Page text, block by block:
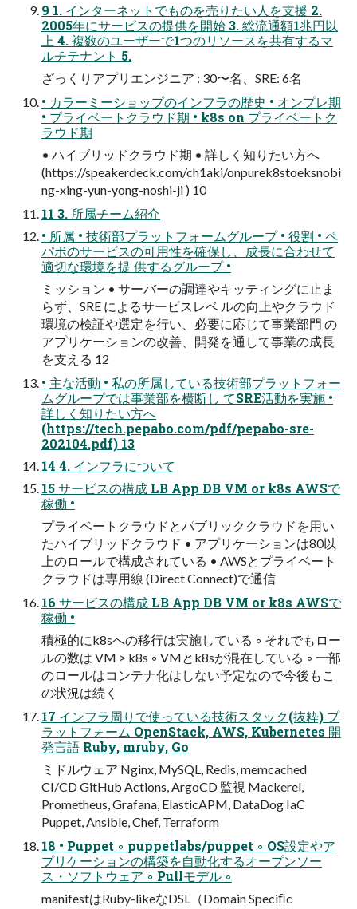
9 1. インターネットでものを売りたい人を支援 2.
2005年にサービスの提供を開始 3. 総流通額1兆円以
上 4. 複数のユーザーで1つのリソースを共有するマ
ルチテナント 5.
ざっくりアプリエンジニア : 30〜名、SRE: 6名
• カラーミーショップのインフラの歴史 • オンプレ期
• プライベートクラウド期 • k8s on プライベートク
ラウド期
• ハイブリッドクラウド期 • 詳しく知りたい方へ
(https://speakerdeck.com/ch1aki/onpurek8stoeksnobi
ng-xing-yun-yong-noshi-ji ) 10
11 3. 所属チーム紹介
• 所属 • 技術部プラットフォームグループ • 役割 • ペ
パボのサービスの可用性を確保し、成長に合わせて
適切な環境を提 供するグループ •
ミッション • サーバーの調達やキッティングに止ま
らず、SRE によるサービスレベ ルの向上やクラウド
環境の検証や選定を行い、必要に応じて事業部門 の
アプリケーションの改善、開発を通して事業の成長
を支える 12
• 主な活動 • 私の所属している技術部プラットフォー
ムグループでは事業部を横断し てSRE活動を実施 •
詳しく知りたい方へ
(https://tech.pepabo.com/pdf/pepabo-sre-
202104.pdf) 13
14 4. インフラについて
15 サービスの構成 LB App DB VM or k8s AWSで
稼働 •
プライベートクラウドとパブリッククラウドを用い
たハイブリッドクラウド • アプリケーションは80以
上のロールで構成されている • AWSとプライベート
クラウドは専用線 (Direct Connect)で通信
16 サービスの構成 LB App DB VM or k8s AWSで
稼働 •
積極的にk8sへの移行は実施している ◦ それでもロー
ルの数は VM > k8s ◦ VMとk8sが混在している ◦ 一部
のロールはコンテナ化はしない予定なので今後もこ
の状況は続く
17 インフラ周りで使っている技術スタック(抜粋) プ
ラットフォーム OpenStack, AWS, Kubernetes 開
発言語 Ruby, mruby, Go
ミドルウェア Nginx, MySQL, Redis, memcached
CI/CD GitHub Actions, ArgoCD 監視 Mackerel,
Prometheus, Grafana, ElasticAPM, DataDog IaC
Puppet, Ansible, Chef, Terraform
18 • Puppet ◦ puppetlabs/puppet ◦ OS設定やア
プリケーションの構築を自動化するオープンソー
ス・ソフトウェア ◦ Pullモデル ◦
manifestはRuby-likeなDSL（Domain Speciﬁc